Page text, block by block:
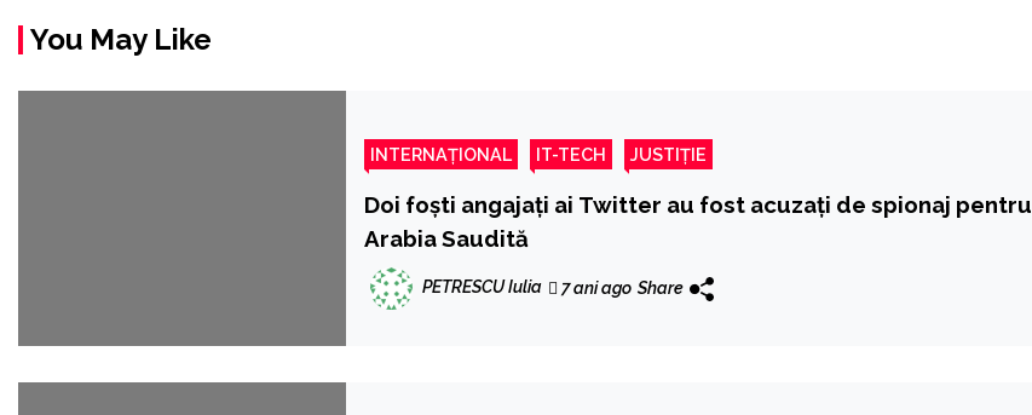
You May Like
INTERNAȚIONAL IT-TECH JUSTIȚIE
Doi foști angajați ai Twitter au fost acuzați de spionaj pentru
Arabia Saudită
PETRESCU Iulia 7 ani ago Share